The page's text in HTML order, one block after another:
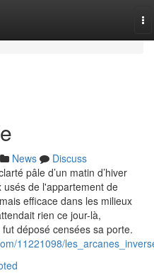
News
Discuss
pâle d’un matin d’hiver
de l'appartement de
efficace dans les milieux
rien ce jour-là,
déposé censées sa porte.
11221098/